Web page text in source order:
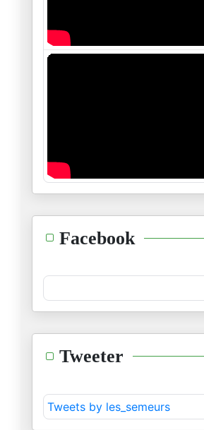
في المدرسة: منع أم تنظي
22/08/2025
10/08/2025
Facebook
Tweeter
Tweets by les_semeurs